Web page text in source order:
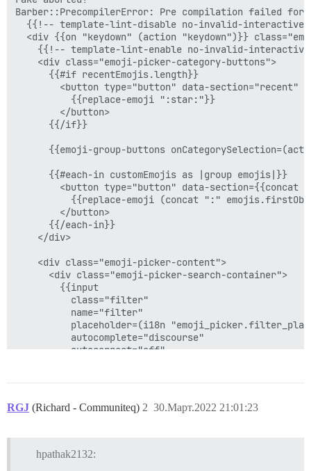
Barber::PrecompilerError: Pre compilation failed
{{!-- template-lint-disable no-invalid-interactive
<div {{on "keydown" (action "keydown")}}
{{!-- template-lint-enable no-invalid-
    <div class="emoji-picker-category-buttons">
      {{#if recentEmojis.length}}
<button type="button" data-section="recent"
          {{replace-emoji ":star:"}}
        </button>
      {{/if}}
{{emoji-group-buttons
      {{#each-in customEmojis as |group emojis|}}
<button type="button" data-section={{concat
{{replace-emoji (concat ":"
        </button>
      {{/each-in}}
    </div>
    <div class="emoji-picker-content">
      <div class="emoji-picker-search-container">
        {{input
          class="filter"
          name="filter"
placeholder=(i18n
          autocomplete="discourse"
          autocorrect="off"
        {{d-icon "search"}}
<div class="emoji-picker-emoji-area"
        <div class="results"></div>
RGJ (Richard - Communiteq) 30.Март.2022 21:01:23
2
hpathak2132: